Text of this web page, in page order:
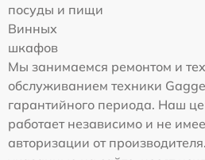
посуды и пищи
Винных
шкафов
Мы занимаемся ремонтом и
обслуживанием техники
гарантийного периода. Наш
работает независимо и не
авторизации от